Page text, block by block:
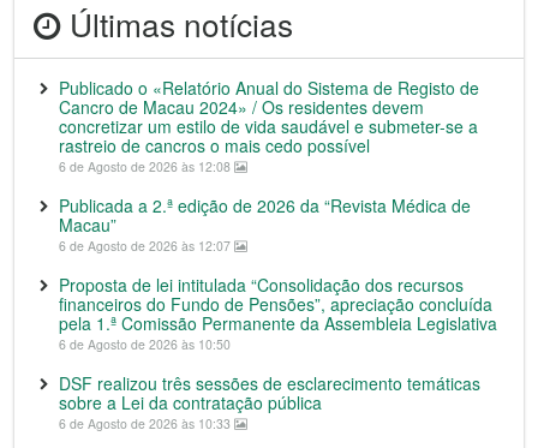
Últimas notícias
Publicado o «Relatório Anual do Sistema de Registo de
Cancro de Macau 2024» / Os residentes devem
concretizar um estilo de vida saudável e submeter-se a
rastreio de cancros o mais cedo possível
6 de Agosto de 2026 às 12:08
Publicada a 2.ª edição de 2026 da “Revista Médica de
Macau”
6 de Agosto de 2026 às 12:07
Proposta de lei intitulada “Consolidação dos recursos
financeiros do Fundo de Pensões”, apreciação concluída
pela 1.ª Comissão Permanente da Assembleia Legislativa
6 de Agosto de 2026 às 10:50
DSF realizou três sessões de esclarecimento temáticas
sobre a Lei da contratação pública
6 de Agosto de 2026 às 10:33